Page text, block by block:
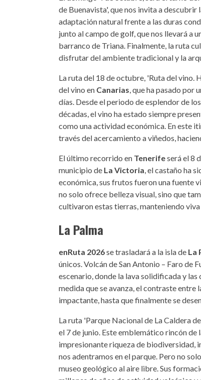
de Buenavista', que nos invita a
adaptación natural frente a las duras
junto al campo de golf, que nos llevará a
barranco de Triana. Finalmente, la ruta
disfrutar del ambiente tradicional y la
La ruta del 18 de octubre, 'Ruta del vino.
del vino en Canarias , que ha pasado por
días. Desde el periodo de esplendor de
décadas, el vino ha estado siempre
como una actividad económica. En este
través del acercamiento a viñedos,
El último recorrido en Tenerifeserá el 8
municipio de La Victoria , el castaño ha
económica, sus frutos fueron una fuente
no solo ofrece belleza visual, sino que
cultivaron estas tierras, manteniendo
La Palma
enRuta 2026se trasladará a la isla de La
únicos. Volcán de San Antonio – Faro de
escenario, donde la lava solidificada y
medida que se avanza, el contraste entre
impactante, hasta que finalmente se
La ruta 'Parque Nacional de La Caldera
el 7 de junio. Este emblemático rincón de
impresionante riqueza de biodiversidad,
nos adentramos en el parque. Pero no
museo geológico al aire libre. Sus